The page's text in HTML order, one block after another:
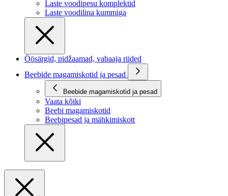
Laste voodipesu komplektid
Laste voodilina kummiga
Öösärgid, pidžaamad, vabaaja riided
Beebide magamiskotid ja pesad
Beebide magamiskotid ja pesad
Vaata kõiki
Beebi magamiskotid
Beebipesad ja mähkimiskott